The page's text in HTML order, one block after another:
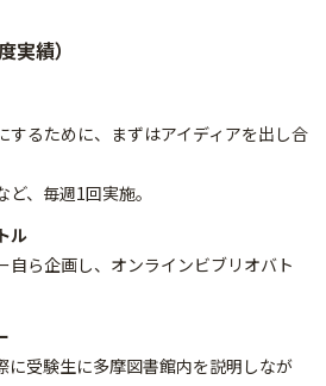
実績）
るために、まずはアイディアを出し合
、毎週1回実施。
ル
ら企画し、オンラインビブリオバト
受験生に多摩図書館内を説明しなが